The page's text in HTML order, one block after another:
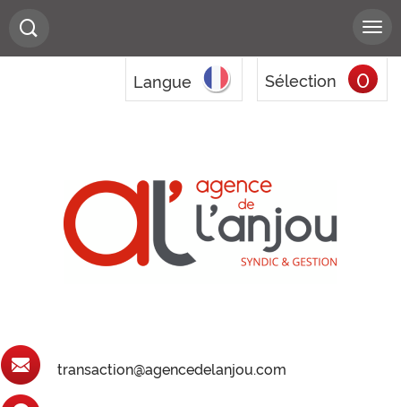
Langue Sélection 0
transaction@agencedelanjou.com